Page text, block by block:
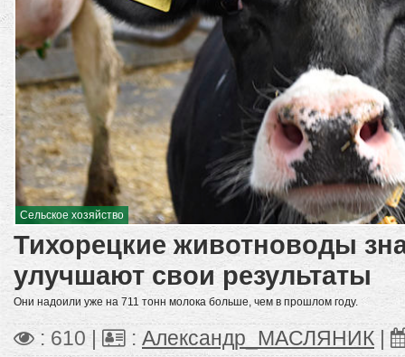
Сельское хозяйство
Тихорецкие животноводы
улучшают свои результаты
Они надоили уже на 711 тонн молока больше, чем в прошлом году.
: 610 | : Александр_МАСЛЯНИК|